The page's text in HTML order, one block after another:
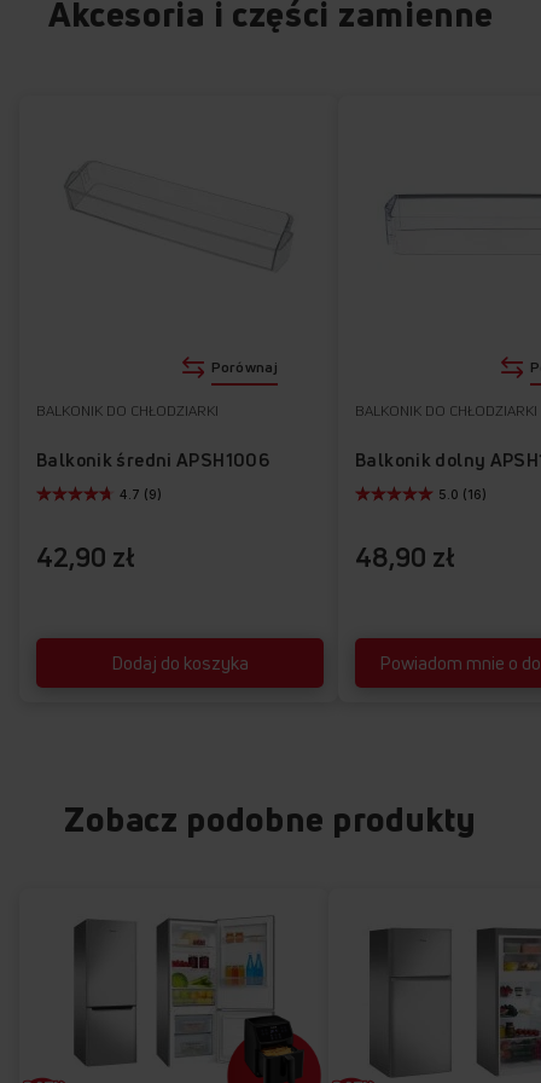
Akcesoria i części zamienne
42,90 zł
BALKONIK DO CHŁODZIARKI
Balkonik średni APSH1006
Dodaj do koszyka
4.7 (9)
Porównaj
48,90 zł
BALKONIK DO CHŁODZIARKI
Balkonik dolny
Powiadom mnie o
5.0 (16)
Zobacz podobne produkty